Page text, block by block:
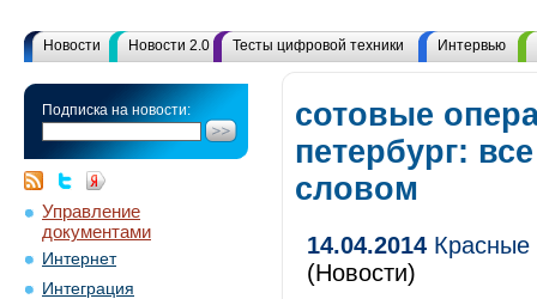
Новости Новости 2.0 Тесты цифровой техники Интервью
Подписка на новости:
Управление
документами
Интернет
Интеграция
сотовые
петербург:
словом
14.04.2014 Красные
(Новости)